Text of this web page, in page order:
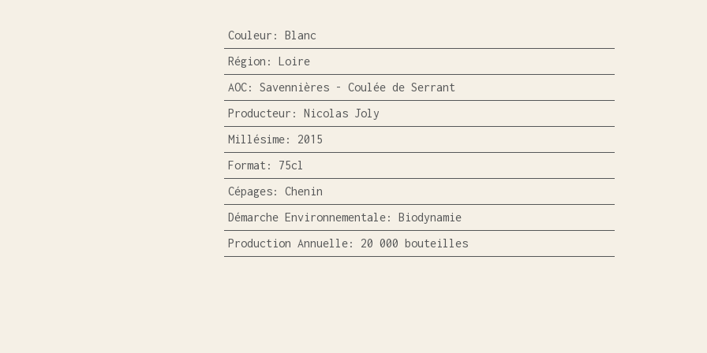
Couleur : Blanc
Région : Loire
AOC: Savennières - Coulée de Serrant
Producteur : Nicolas Joly
Millésime: 2015
Format : 75cl
Cépages: Chenin
Démarche Environnementale: Biodynamie
Production Annuelle: 20 000 bouteilles